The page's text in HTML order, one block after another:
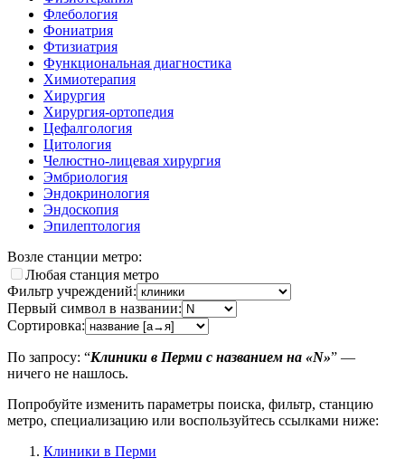
Флебология
Фониатрия
Фтизиатрия
Функциональная диагностика
Химиотерапия
Хирургия
Хирургия-ортопедия
Цефалгология
Цитология
Челюстно-лицевая хирургия
Эмбриология
Эндокринология
Эндоскопия
Эпилептология
Возле станции метро:
Любая станция метро
Фильтр учреждений:
Первый символ в названии:
Сортировка:
По запросу: “Клиники в Перми с названием на «N»” —
ничего не нашлось.
Попробуйте изменить параметры поиска, фильтр, станцию
метро, специализацию или воспользуйтесь ссылками ниже:
Клиники в Перми